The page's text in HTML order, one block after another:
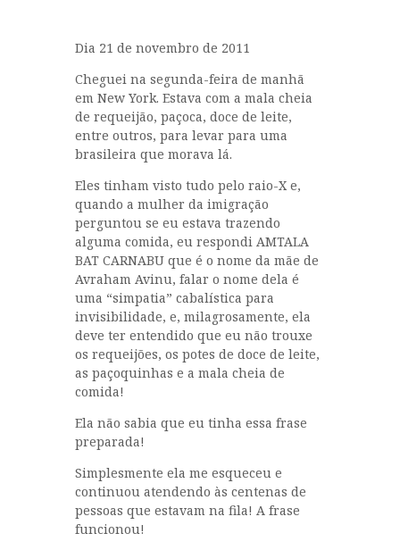
Dia 21 de novembro de 2011
Cheguei na segunda-feira de manhã
em New York. Estava com a mala cheia
de requeijão, paçoca, doce de leite,
entre outros, para levar para uma
brasileira que morava lá.
Eles tinham visto tudo pelo raio-X e,
quando a mulher da imigração
perguntou se eu estava trazendo
alguma comida, eu respondi AMTALA
BAT CARNABU que é o nome da mãe de
Avraham Avinu, falar o nome dela é
uma “simpatia” cabalística para
invisibilidade, e, milagrosamente, ela
deve ter entendido que eu não trouxe
os requeijões, os potes de doce de leite,
as paçoquinhas e a mala cheia de
comida!
Ela não sabia que eu tinha essa frase
preparada!
Simplesmente ela me esqueceu e
continuou atendendo às centenas de
pessoas que estavam na fila! A frase
funcionou!